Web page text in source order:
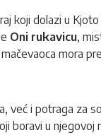
koji dolazi u
Oni rukavicu,
mora
i potraga za
boravi u